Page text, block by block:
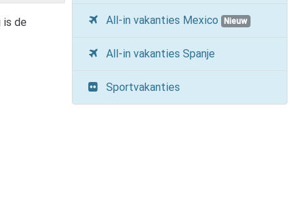
is de
All-in vakanties Mexico Nieuw
All-in vakanties Spanje
Sportvakanties